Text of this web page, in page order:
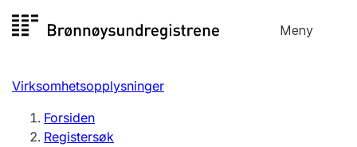
til
Meny
Registersøk
Aksjeselskap
Virksomhetsopplysninger
Forsiden
Registersøk